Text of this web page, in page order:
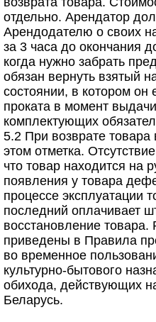
отдельно. Арендатор
Арендодателю о своих
за 3 часа до окончания
когда нужно забрать
обязан вернуть взятый
состоянии, в котором он
проката в момент
комплектующих
5.2 При возврате товара
этом отметка.
что товар находится на
появления у товара
процессе эксплуатации
последний оплачивает
восстановление
приведены в Правила
во временное
культурно-бытового
обихода, действующих
Беларусь.